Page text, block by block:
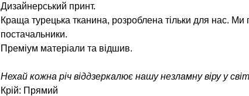
Дизайнерський принт.
Краща турецька тканина, розроблена тільки для нас. Ми
постачальники.
Преміум матеріали та відшив.
Нехай кожна річ віддзеркалює нашу незламну віру у
Крій: Прямий